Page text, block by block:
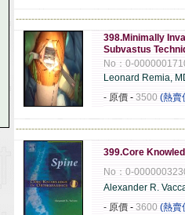
398.Minimally
Subvastus
No：0-
Leonard Remia,
- 原價 - 3500 (熱賣
399.Core
No：0-
Alexander R.
- 原價 - 3600 (熱賣